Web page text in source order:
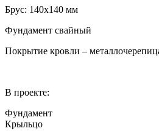
Брус: 140х140 мм
Фундамент свайный
Покрытие кровли –
В проекте:
Фундамент
Крыльцо